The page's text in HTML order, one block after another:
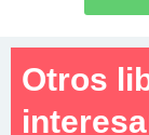
Otros